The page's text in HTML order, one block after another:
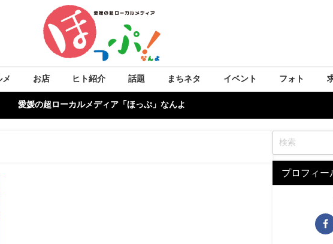
メ お店 ヒト紹介 話題 まちネタ イベント フォト
愛媛の超ローカルメディア「ほっぷ」なんよ
プロフィー